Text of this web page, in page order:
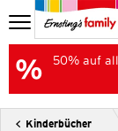
50% auf
Kinderbücher